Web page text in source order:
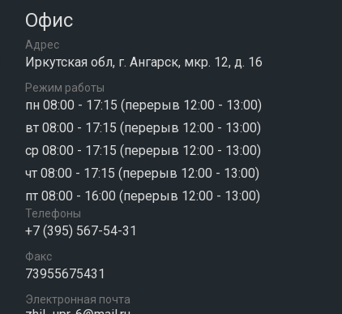
Офис
Адрес
Иркутская обл, г. Ангарск, мкр. 12, д. 16
Режим работы
пн 08:00 - 17:15 (перерыв 12:00 - 13:00)
вт 08:00 - 17:15 (перерыв 12:00 - 13:00)
ср 08:00 - 17:15 (перерыв 12:00 - 13:00)
чт 08:00 - 17:15 (перерыв 12:00 - 13:00)
пт 08:00 - 16:00 (перерыв 12:00 - 13:00)
Телефоны
+7 (395) 567-54-31
Факс
73955675431
Электронная почта